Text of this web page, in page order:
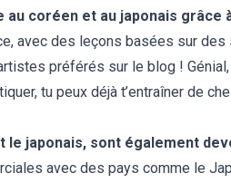
coréen et au japonais grâce
avec des leçons basées sur
préférés sur le blog ! Génial,
tu peux déjà t’entraîner de
japonais, sont également
avec des pays comme le